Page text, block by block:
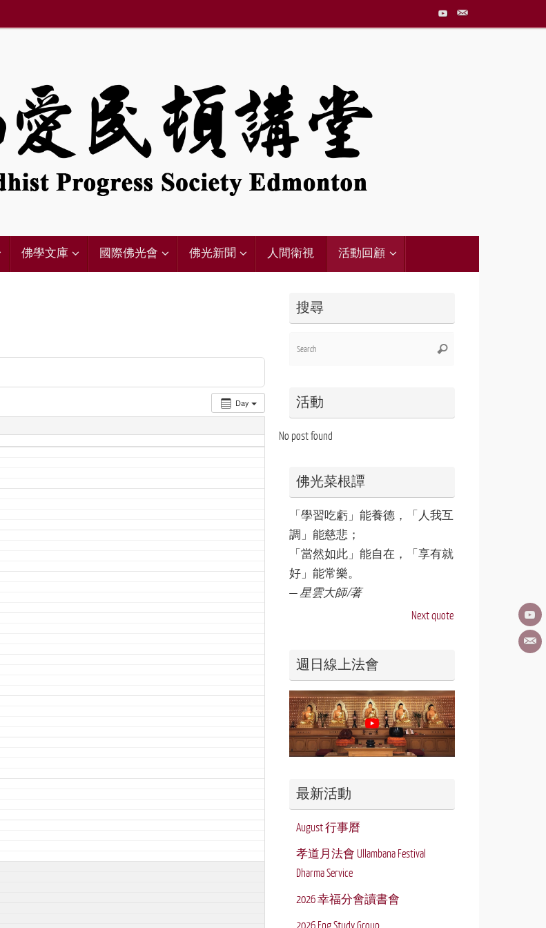
佛學文庫 國際佛光會 佛光新聞 人間衛視 活動回顧
Day
搜尋
Search
活動
No post found
佛光菜根譚
「學習吃虧」能養德，「人我互
調」能慈悲；
「當然如此」能自在，「享有就
好」能常樂。
— 星雲大師/著
Next quote
週日線上法會
最新活動
August 行事曆
孝道月法會 Ullambana Festival
Dharma Service
2026 幸福分會讀書會